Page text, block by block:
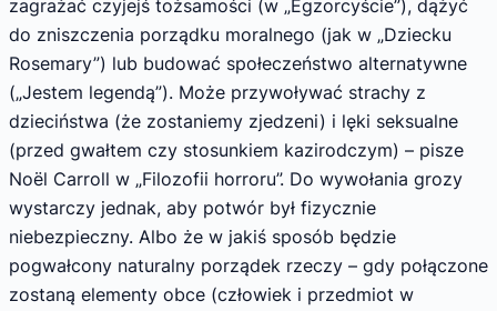
zagrażać czyjejś tożsamości (w „Egzorcyście”), dążyć
do zniszczenia porządku moralnego (jak w „Dziecku
Rosemary”) lub budować społeczeństwo alternatywne
(„Jestem legendą”). Może przywoływać strachy z
dzieciństwa (że zostaniemy zjedzeni) i lęki seksualne
(przed gwałtem czy stosunkiem kazirodczym) – pisze
Noël Carroll w „Filozofii horroru”. Do wywołania grozy
wystarczy jednak, aby potwór był fizycznie
niebezpieczny. Albo że w jakiś sposób będzie
pogwałcony naturalny porządek rzeczy – gdy połączone
zostaną elementy obce (człowiek i przedmiot w